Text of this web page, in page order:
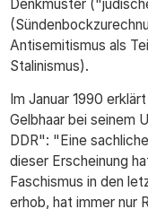
Denkmuster
Antisemitismus als
Stalinismus).
Im Januar 1990
Gelbhaar bei seinem
DDR": "Eine
dieser Erscheinung
Faschismus in den
erhob, hat immer nur